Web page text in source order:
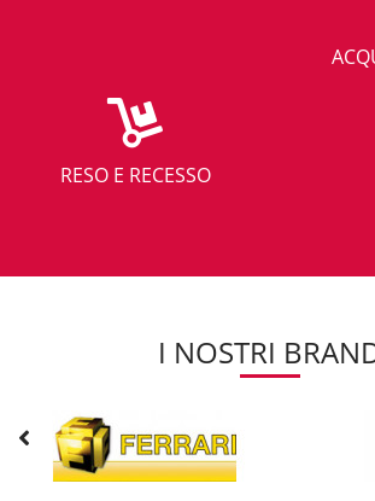
RESO E RECESSO
I NOSTRI